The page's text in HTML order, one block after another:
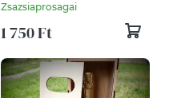
Zsazsiaprosagai
1 750 Ft